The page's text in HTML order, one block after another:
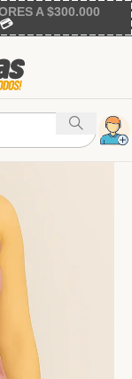
A $300.000